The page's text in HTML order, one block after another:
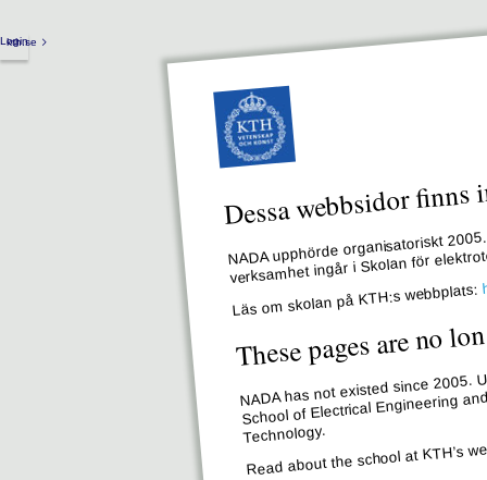
kth.se
Login
Dessa webbsidor
NADA upphörde organisatoriskt
verksamhet ingår i Skolan för
Läs om skolan på KTH:s webbplats:
These pages are no
NADA has not existed since
School of Electrical Engineering
Technology.
Read about the school at KTH’s